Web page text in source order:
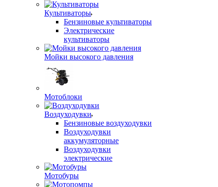
Культиваторы
Бензиновые культиваторы
Электрические
культиваторы
Мойки высокого давления
Мотоблоки
Воздуходувки
Бензиновые воздуходувки
Воздуходувки
аккумуляторные
Воздуходувки
электрические
Мотобуры